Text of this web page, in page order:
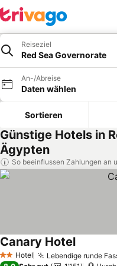
Reiseziel
Red Sea Governorate
An-/Abreise
Daten wählen
Sortieren
Günstige Hotels in
Ägypten
So beeinflussen Zahlungen an
2 Sterne
Hotel Lebendige runde
Canary Hotel